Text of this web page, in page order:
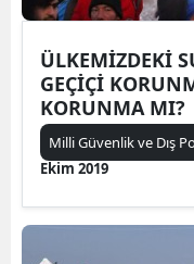
ÜLKEMİZDEKİ
GEÇİÇİ
KORUNMA MI?
Milli Güvenlik ve Dış
Ekim 2019